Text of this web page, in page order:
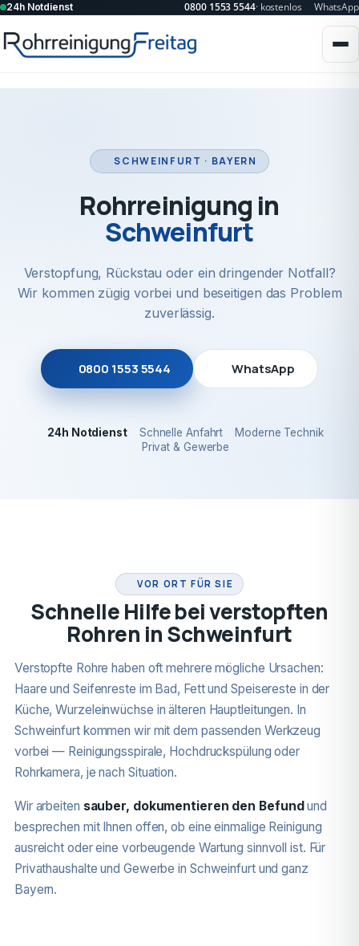
24h Notdienst 0800 1553 5544· kostenlos WhatsApp
SCHWEINFURT · BAYERN
Rohrreinigung in
Schweinfurt
Verstopfung, Rückstau oder ein dringender Notfall?
Wir kommen zügig vorbei und beseitigen das Problem
zuverlässig.
0800 1553 5544 WhatsApp
24h Notdienst Schnelle Anfahrt
Moderne Technik
Privat & Gewerbe
VOR ORT FÜR SIE
Schnelle Hilfe bei verstopften
Rohren in Schweinfurt
Verstopfte Rohre haben oft mehrere mögliche Ursachen:
Haare und Seifenreste im Bad, Fett und Speisereste in der
Küche, Wurzeleinwüchse in älteren Hauptleitungen. In
Schweinfurt kommen wir mit dem passenden Werkzeug
vorbei — Reinigungsspirale, Hochdruckspülung oder
Rohrkamera, je nach Situation.
Wir arbeiten sauber, dokumentieren den Befundund
besprechen mit Ihnen offen, ob eine einmalige Reinigung
ausreicht oder eine vorbeugende Wartung sinnvoll ist. Für
Privathaushalte und Gewerbe in Schweinfurt und ganz
Bayern.